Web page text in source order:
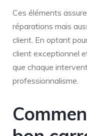
Ces éléments
réparations mais
client. En optant
client exceptionnel
que chaque
professionnalisme.